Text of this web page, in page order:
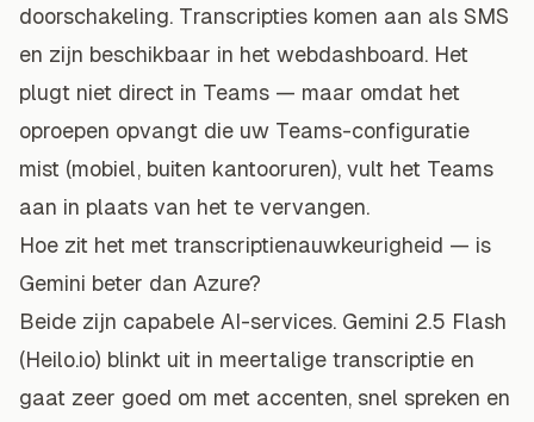
doorschakeling. Transcripties komen aan als SMS
en zijn beschikbaar in het webdashboard. Het
plugt niet direct in Teams — maar omdat het
oproepen opvangt die uw Teams-configuratie
mist (mobiel, buiten kantooruren), vult het Teams
aan in plaats van het te vervangen.
Hoe zit het met transcriptienauwkeurigheid — is
Gemini beter dan Azure?
Beide zijn capabele AI-services. Gemini 2.5 Flash
(Heilo.io) blinkt uit in meertalige transcriptie en
gaat zeer goed om met accenten, snel spreken en